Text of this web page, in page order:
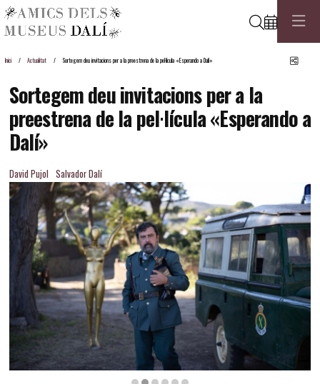
Cerca
Inici Actualitat Sortegem deu invitacions per a la preestrena de la pel·lícula «Esperando a Dalí»
Sortegem deu invitacions per a la
preestrena de la pel·lícula «Esperando a
Dalí»
David Pujol Salvador Dalí